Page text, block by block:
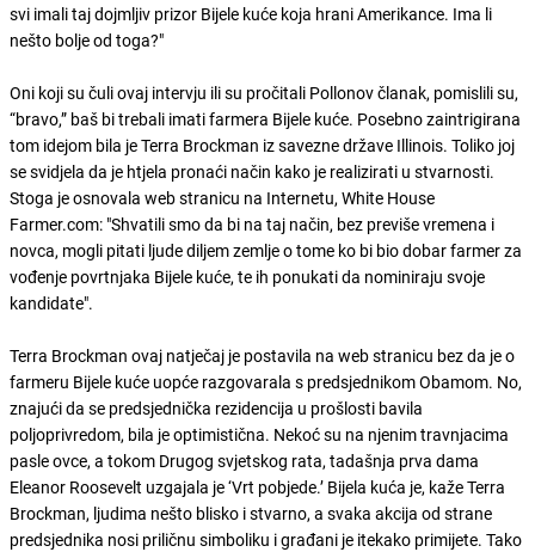
svi imali taj dojmljiv prizor Bijele kuće koja hrani Amerikance. Ima li
nešto bolje od toga?"
Oni koji su čuli ovaj intervju ili su pročitali Pollonov članak, pomislili su,
“bravo,” baš bi trebali imati farmera Bijele kuće. Posebno zaintrigirana
tom idejom bila je Terra Brockman iz savezne države Illinois. Toliko joj
se svidjela da je htjela pronaći način kako je realizirati u stvarnosti.
Stoga je osnovala web stranicu na Internetu, White House
Farmer.com: "Shvatili smo da bi na taj način, bez previše vremena i
novca, mogli pitati ljude diljem zemlje o tome ko bi bio dobar farmer za
vođenje povrtnjaka Bijele kuće, te ih ponukati da nominiraju svoje
kandidate".
Terra Brockman ovaj natječaj je postavila na web stranicu bez da je o
farmeru Bijele kuće uopće razgovarala s predsjednikom Obamom. No,
znajući da se predsjednička rezidencija u prošlosti bavila
poljoprivredom, bila je optimistična. Nekoć su na njenim travnjacima
pasle ovce, a tokom Drugog svjetskog rata, tadašnja prva dama
Eleanor Roosevelt uzgajala je ‘Vrt pobjede.’ Bijela kuća je, kaže Terra
Brockman, ljudima nešto blisko i stvarno, a svaka akcija od strane
predsjednika nosi priličnu simboliku i građani je itekako primijete. Tako